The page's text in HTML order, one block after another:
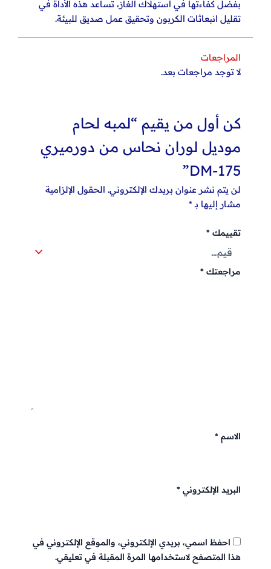
بفضل كفاءتها في استهلاك الغاز، تساعد هذه الأداة في
تقليل انبعاثات الكربون وتحقيق عمل صديق للبيئة.
المراجعات
لا توجد مراجعات بعد.
كن أول من يقيم “لمبه لحام
موديل لوران نحاس من دورميري
DM-175”
لن يتم نشر عنوان بريدك الإلكتروني. الحقول الإلزامية
مشار إليها بـ *
تقييمك *
مراجعتك *
الاسم *
البريد الإلكتروني *
احفظ اسمي، بريدي الإلكتروني، والموقع الإلكتروني في
هذا المتصفح لاستخدامها المرة المقبلة في تعليقي.